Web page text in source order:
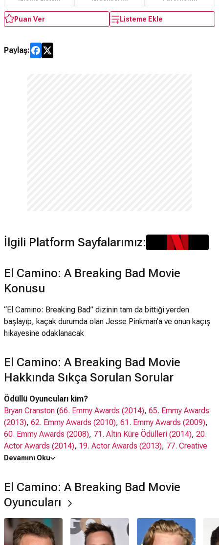
Puan Ver Listeme Ekle
Paylaş:
İlgili Platform Sayfalarımız:
El Camino: A Breaking Bad Movie
Konusu
“El Camino: Breaking Bad” dizinin tam da bittiği yerden
başlayıp, kaçak durumda olan Jesse Pinkman’a ve onun kaçış
hikayesine odaklanacak
El Camino: A Breaking Bad Movie
Hakkında Sıkça Sorulan Sorular
Ödüllü Oyuncuları kim?
Bryan Cranston (66. Emmy Awards (2014), 65. Emmy Awards
(2013), 62. Emmy Awards (2010), 61. Emmy Awards (2009),
60. Emmy Awards (2008), 71. Altın Küre Ödülleri (2014), 20.
Actor Awards (2014), 19. Actor Awards (2013), 77. Creative
Arts Emmy Awards (2025)
(2012)
62. Emmy Awards (2010) 20. Actor Awards (2014)
Jesse Plemons ( 20. Actor Awards (2014))
Bryan Cranston, Aaron Paul, Jesse Plemons,Matt Jones
Charles Baker, Robert Forster
Devamını Oku
El Camino: A Breaking Bad Movie
Oyuncuları